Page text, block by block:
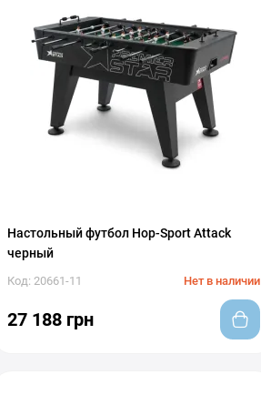
Настольный футбол Hop-Sport Attack
черный
Код: 20661-11 Нет в наличии
27 188 грн